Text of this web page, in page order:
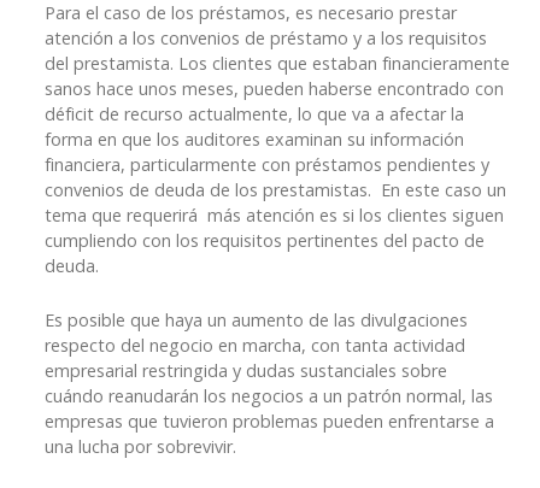
Para el caso de los préstamos, es necesario prestar
atención a los convenios de préstamo y a los requisitos
del prestamista. Los clientes que estaban financieramente
sanos hace unos meses, pueden haberse encontrado con
déficit de recurso actualmente, lo que va a afectar la
forma en que los auditores examinan su información
financiera, particularmente con préstamos pendientes y
convenios de deuda de los prestamistas. En este caso un
tema que requerirá más atención es si los clientes siguen
cumpliendo con los requisitos pertinentes del pacto de
deuda.
Es posible que haya un aumento de las divulgaciones
respecto del negocio en marcha, con tanta actividad
empresarial restringida y dudas sustanciales sobre
cuándo reanudarán los negocios a un patrón normal, las
empresas que tuvieron problemas pueden enfrentarse a
una lucha por sobrevivir.